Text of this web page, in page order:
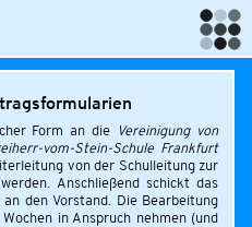
Form an die
Vereinigung von
vom-Stein-Schule Frankfurt
von der Schulleitung zur
Anschließend schickt das
den Vorstand. Die Bearbeitung
in Anspruch nehmen (und